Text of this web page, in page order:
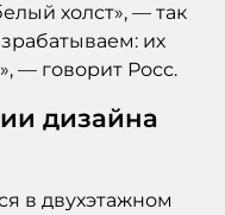
холст», — так
их
— говорит Росс.
дизайна
в двухэтажном